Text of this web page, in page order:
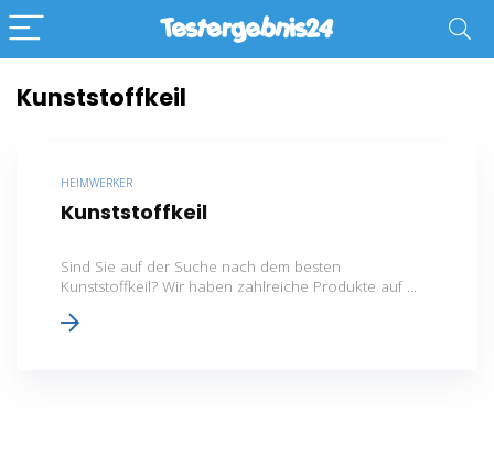
Kunststoffkeil
HEIMWERKER
Kunststoffkeil
Sind Sie auf der Suche nach dem besten
Kunststoffkeil? Wir haben zahlreiche Produkte auf ...